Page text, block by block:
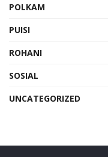
POLKAM
PUISI
ROHANI
SOSIAL
UNCATEGORIZED